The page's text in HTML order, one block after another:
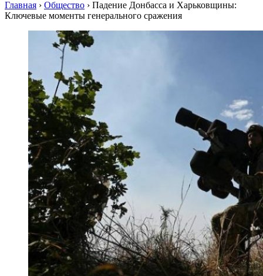
Главная › Общество › Падение Донбасса и Харьковщины:
Ключевые моменты генерального сражения